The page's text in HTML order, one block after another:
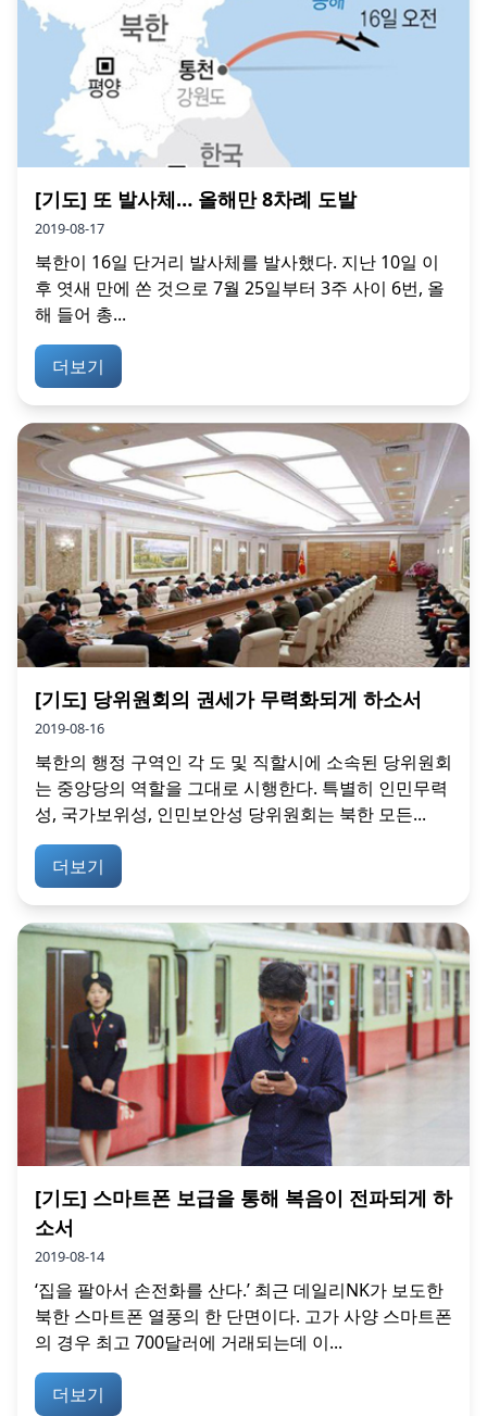
[기도] 또 발사체… 올해만 8차례 도발
2019-08-17
북한이 16일 단거리 발사체를 발사했다. 지난 10일 이
후 엿새 만에 쏜 것으로 7월 25일부터 3주 사이 6번, 올
해 들어 총...
더보기
[기도] 당위원회의 권세가 무력화되게 하소서
2019-08-16
북한의 행정 구역인 각 도 및 직할시에 소속된 당위원회
는 중앙당의 역할을 그대로 시행한다. 특별히 인민무력
성, 국가보위성, 인민보안성 당위원회는 북한 모든...
더보기
[기도] 스마트폰 보급을 통해 복음이 전파되게 하
소서
2019-08-14
‘집을 팔아서 손전화를 산다.’ 최근 데일리NK가 보도한
북한 스마트폰 열풍의 한 단면이다. 고가 사양 스마트폰
의 경우 최고 700달러에 거래되는데 이...
더보기